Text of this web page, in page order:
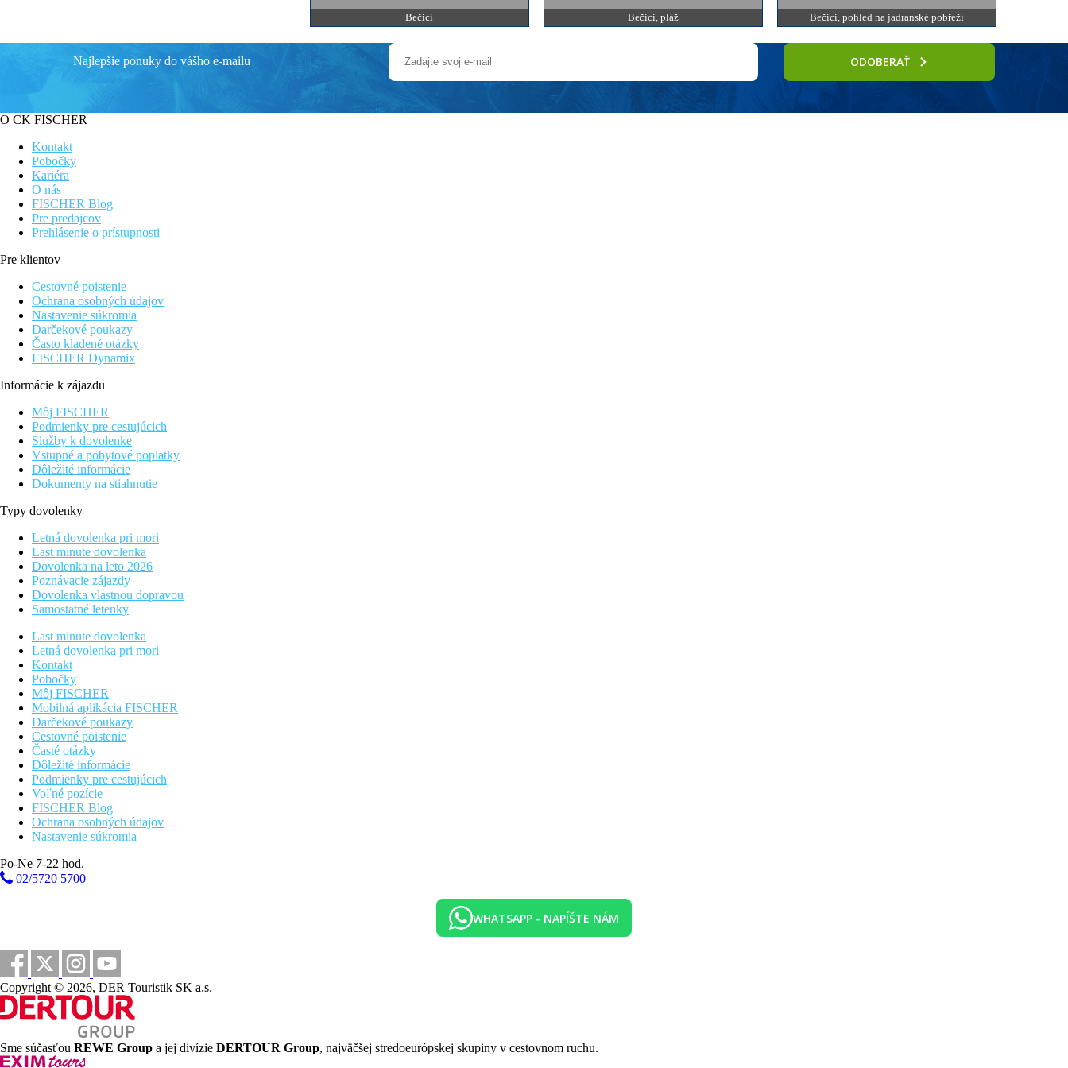
Bečici Bečici, pláž Bečici, pohled na jadranské pobřeží
Najlepšie ponuky do vášho e-mailu ODOBERAŤ
O CK FISCHER
Kontakt
Pobočky
Kariéra
O nás
FISCHER Blog
Pre predajcov
Prehlásenie o prístupnosti
Pre klientov
Cestovné poistenie
Ochrana osobných údajov
Nastavenie súkromia
Darčekové poukazy
Často kladené otázky
FISCHER Dynamix
Informácie k zájazdu
Môj FISCHER
Podmienky pre cestujúcich
Služby k dovolenke
Vstupné a pobytové poplatky
Dôležité informácie
Dokumenty na stiahnutie
Typy dovolenky
Letná dovolenka pri mori
Last minute dovolenka
Dovolenka na leto 2026
Poznávacie zájazdy
Dovolenka vlastnou dopravou
Samostatné letenky
Last minute dovolenka
Letná dovolenka pri mori
Kontakt
Pobočky
Môj FISCHER
Mobilná aplikácia FISCHER
Darčekové poukazy
Cestovné poistenie
Časté otázky
Dôležité informácie
Podmienky pre cestujúcich
Voľné pozície
FISCHER Blog
Ochrana osobných údajov
Nastavenie súkromia
Po-Ne 7-22 hod.
02/5720 5700
WHATSAPP - NAPÍŠTE NÁM
Copyright © 2026, DER Touristik SK a.s.
Sme súčasťou REWE Group a jej divízie DERTOUR Group, najväčšej stredoeurópskej skupiny v cestovnom ruchu.